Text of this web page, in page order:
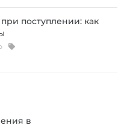
поступлении: как
в